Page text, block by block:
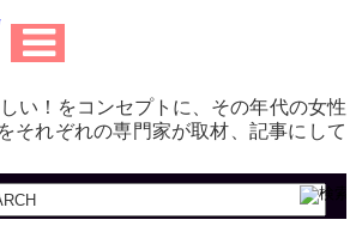
い！をコンセプトに、その年代の女性
それぞれの専門家が取材、記事にして